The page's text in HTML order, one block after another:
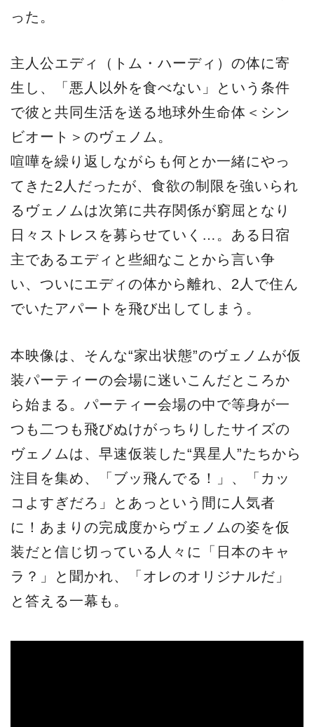
った。
主人公エディ（トム・ハーディ）の体に寄
生し、「悪人以外を食べない」という条件
で彼と共同生活を送る地球外生命体＜シン
ビオート＞のヴェノム。
喧嘩を繰り返しながらも何とか一緒にやっ
てきた2人だったが、食欲の制限を強いられ
るヴェノムは次第に共存関係が窮屈となり
日々ストレスを募らせていく…。ある日宿
主であるエディと些細なことから言い争
い、ついにエディの体から離れ、2人で住ん
でいたアパートを飛び出してしまう。
本映像は、そんな“家出状態”のヴェノムが仮
装パーティーの会場に迷いこんだところか
ら始まる。パーティー会場の中で等身が一
つも二つも飛びぬけがっちりしたサイズの
ヴェノムは、早速仮装した“異星人”たちから
注目を集め、「ブッ飛んでる！」、「カッ
コよすぎだろ」とあっという間に人気者
に！あまりの完成度からヴェノムの姿を仮
装だと信じ切っている人々に「日本のキャ
ラ？」と聞かれ、「オレのオリジナルだ」
と答える一幕も。